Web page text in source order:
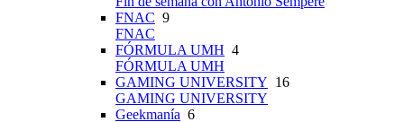
FNAC 9
FNAC
FÓRMULA UMH 4
FÓRMULA UMH
GAMING UNIVERSITY 16
GAMING UNIVERSITY
Geekmanía 6